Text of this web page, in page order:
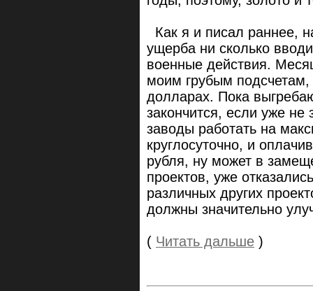
Как я и писал раннее,
ущерба ни сколько
военные действия.
моим грубым
долларах. Пока
закончится, если уже
заводы работать на
круглосуточно, и
рубля, ну может в
проектов, уже
различных других
должны значительно
( Читать дальше )